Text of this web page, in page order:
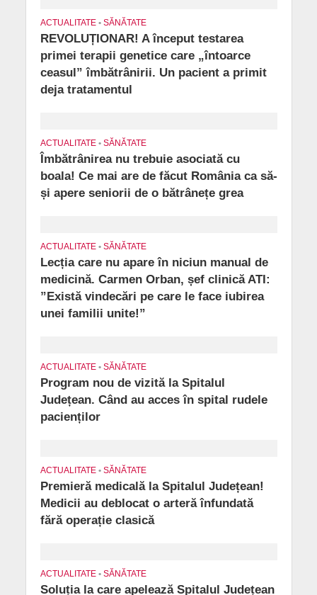
ACTUALITATE • SĂNĂTATE
REVOLUȚIONAR! A început testarea
primei terapii genetice care „întoarce
ceasul” îmbătrânirii. Un pacient a primit
deja tratamentul
ACTUALITATE • SĂNĂTATE
Îmbătrânirea nu trebuie asociată cu
boala! Ce mai are de făcut România ca să-
și apere seniorii de o bătrânețe grea
ACTUALITATE • SĂNĂTATE
Lecția care nu apare în niciun manual de
medicină. Carmen Orban, șef clinică ATI:
”Există vindecări pe care le face iubirea
unei familii unite!”
ACTUALITATE • SĂNĂTATE
Program nou de vizită la Spitalul
Județean. Când au acces în spital rudele
pacienților
ACTUALITATE • SĂNĂTATE
Premieră medicală la Spitalul Județean!
Medicii au deblocat o arteră înfundată
fără operație clasică
ACTUALITATE • SĂNĂTATE
Soluția la care apelează Spitalul Județean